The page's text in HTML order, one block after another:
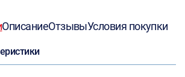
ОписаниеОтзывыУсловия покупки